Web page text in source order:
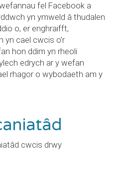
fel Facebook a
yn ymweld â thudalen
o, er enghraifft,
yn cael cwcis o’r
hon ddim yn rheoli
edrych ar y wefan
rhagor o wybodaeth am y
cwcis drwy